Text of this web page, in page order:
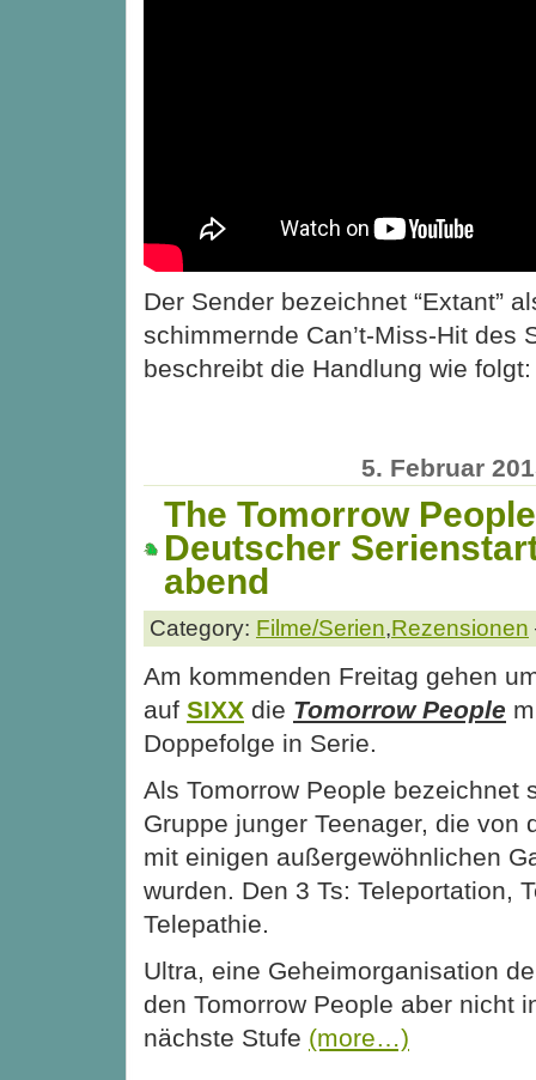
Der Sender bezeichnet “Extant”
schimmernde Can’t-Miss-Hit des
beschreibt die Handlung wie
5. Februar
The Tomorrow
Deutscher
abend
Category: Filme/Serien,Rezensionen
Am kommenden Freitag gehen
auf SIXX die Tomorrow People
Doppefolge in Serie.
Als Tomorrow People bezeichnet
Gruppe junger Teenager, die von
mit einigen außergewöhnlichen
wurden. Den 3 Ts: Teleportation,
Telepathie.
Ultra, eine Geheimorganisation
den Tomorrow People aber nicht
nächste Stufe (more…)